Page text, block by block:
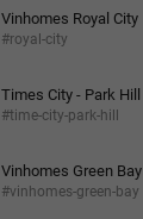
Vinhomes Royal City
#royal-city
Times City - Park Hill
#time-city-park-hill
Vinhomes Green Bay
#vinhomes-green-bay